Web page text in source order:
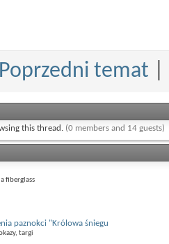
Poprzedni temat
this thread. (0 members and 14 guests)
fiberglass
paznokci "Królowa śniegu
targi